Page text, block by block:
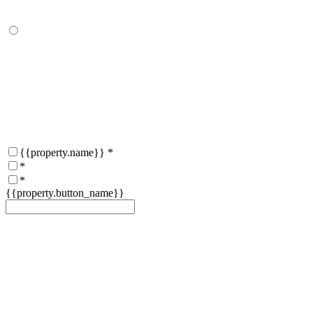
{{property.name}} *
*
*
{{property.button_name}}